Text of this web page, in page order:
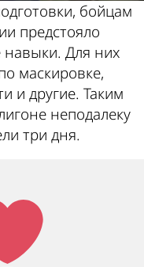
бойцам
предстояло
Для них
маскировке,
и другие. Таким
неподалеку
три дня.